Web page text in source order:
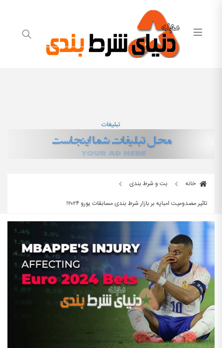
تبلیغات
خانه
بت و شرط بندی
تاثیر مصدومیت امباپه بر بازار شرط بندی مسابقات یورو ۲۰۲۴!